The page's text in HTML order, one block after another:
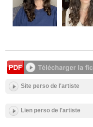
Site perso de l'artiste
Lien perso de l'artiste